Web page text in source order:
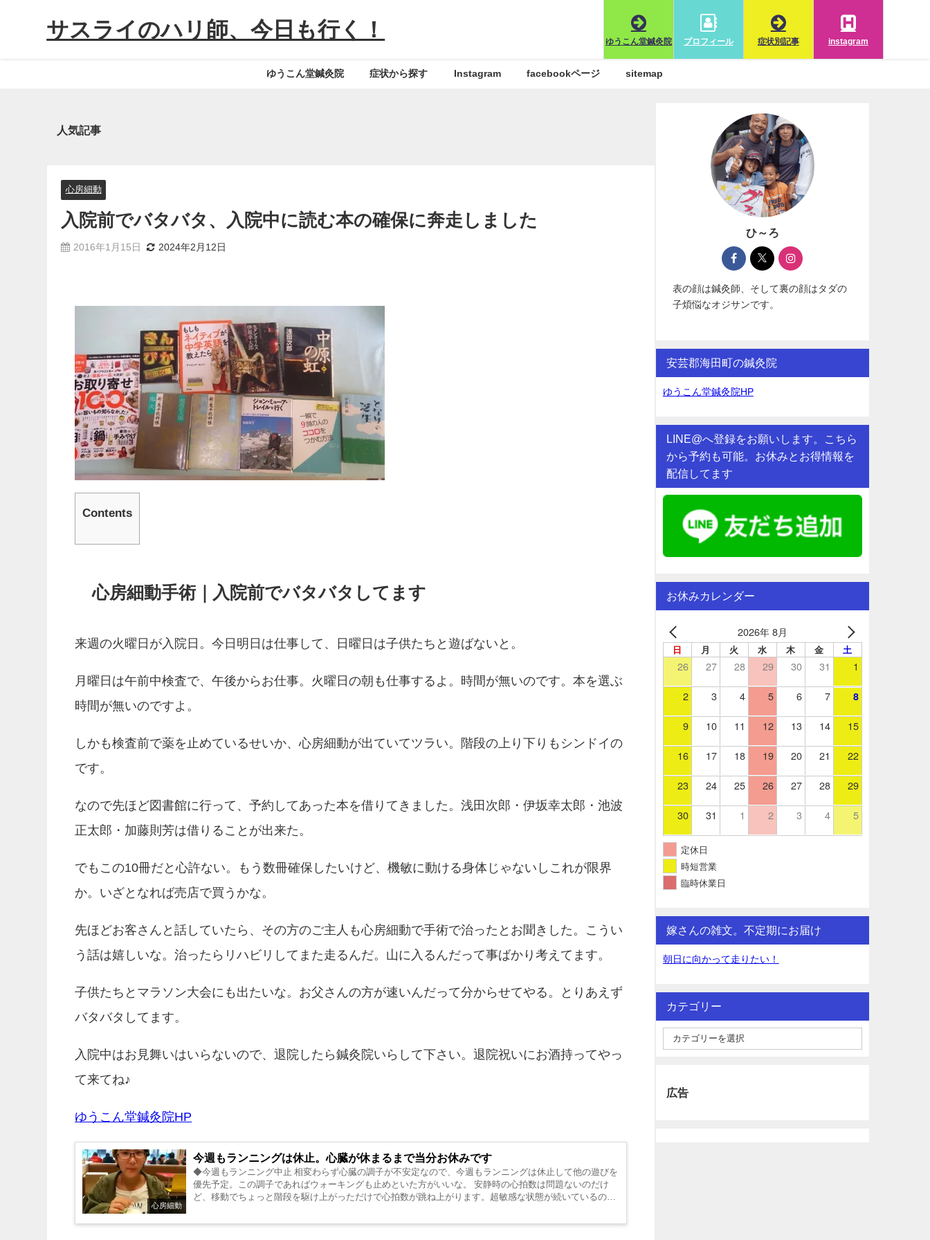
サスライのハリ師、今日も行く！
ゆうこん堂鍼灸院 プロフィール 症状別記事 instagram
ゆうこん堂鍼灸院 症状から探す Instagram facebookページ sitemap
人気記事
心房細動
入院前でバタバタ、入院中に読む本の確保に奔走しました
2016年1月15日 2024年2月12日
Contents
心房細動手術｜入院前でバタバタしてます
来週の火曜日が入院日。今日明日は仕事して、日曜日は子供たちと遊ばないと。
月曜日は午前中検査で、午後からお仕事。火曜日の朝も仕事するよ。時間が無いのです。本を選ぶ
時間が無いのですよ。
しかも検査前で薬を止めているせいか、心房細動が出ていてツラい。階段の上り下りもシンドイの
です。
なので先ほど図書館に行って、予約してあった本を借りてきました。浅田次郎・伊坂幸太郎・池波
正太郎・加藤則芳は借りることが出来た。
でもこの10冊だと心許ない。もう数冊確保したいけど、機敏に動ける身体じゃないしこれが限界
か。いざとなれば売店で買うかな。
先ほどお客さんと話していたら、その方のご主人も心房細動で手術で治ったとお聞きした。こうい
う話は嬉しいな。治ったらリハビリしてまた走るんだ。山に入るんだって事ばかり考えてます。
子供たちとマラソン大会にも出たいな。お父さんの方が速いんだって分からせてやる。とりあえず
バタバタしてます。
入院中はお見舞いはいらないので、退院したら鍼灸院いらして下さい。退院祝いにお酒持ってやっ
て来てね♪
ゆうこん堂鍼灸院HP
心房細動
今週もランニングは休止。心臓が休まるまで当分お休みです
◆今週もランニング中止 相変わらず心臓の調子が不安定なので、今週もランニングは休止して他の遊びを
優先予定。この調子であればウォーキングも止めといた方がいいな。 安静時の心拍数は問題ないのだけ
ど、移動でちょっと階段を駆け上がっただけで心拍数が跳ね上がります。超敏感な状態が続いているので
ひ～ろ
表の顔は鍼灸師、そして裏の顔はタダの
子煩悩なオジサンです。
安芸郡海田町の鍼灸院
ゆうこん堂鍼灸院HP
LINE@へ登録をお願いします。こちら
から予約も可能。お休みとお得情報を
配信してます
お休みカレンダー
2026年 8月
日 月 火 水 木 金 土
26 27 28 29 30 31 1
2 3 4 5 6 7 8
9 10 11 12 13 14 15
16 17 18 19 20 21 22
23 24 25 26 27 28 29
30 31 1 2 3 4 5
定休日
時短営業
臨時休業日
嫁さんの雑文。不定期にお届け
朝日に向かって走りたい！
カテゴリー
広告